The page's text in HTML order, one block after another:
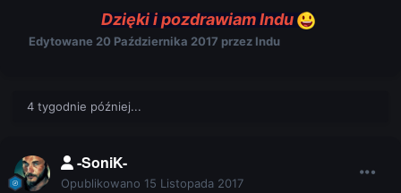
Dzięki i pozdrawiam Indu
Edytowane 20 Października 2017 przez Indu
4 tygodnie później...
-SoniK-
Opublikowano 15 Listopada 2017